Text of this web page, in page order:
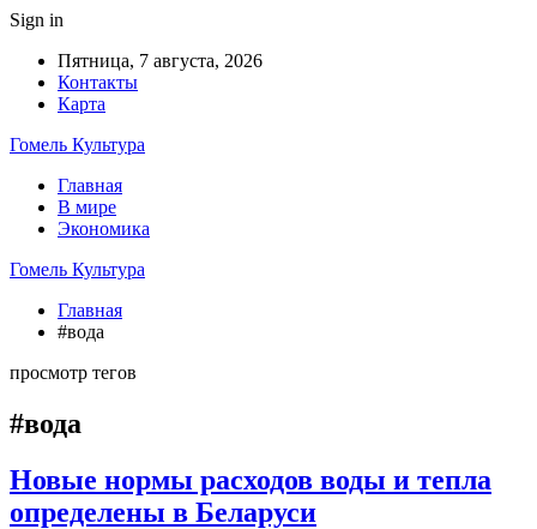
Sign in
Пятница, 7 августа, 2026
Контакты
Карта
Гомель Культура
Главная
В мире
Экономика
Гомель Культура
Главная
#вода
просмотр тегов
#вода
Новые нормы расходов воды и тепла
определены в Беларуси